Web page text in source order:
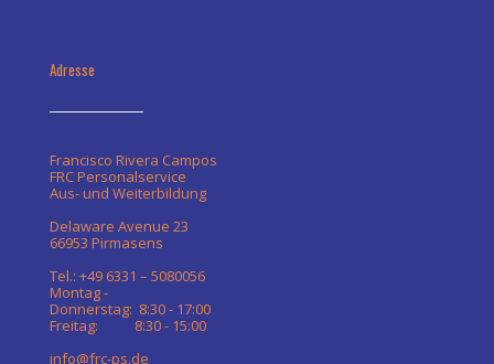
Adresse
Francisco Rivera Campos
FRC Personalservice
Aus- und Weiterbildung
Delaware Avenue 23
66953 Pirmasens
Tel.: +49 6331 – 5080056
Montag -
Donnerstag: 8:30 - 17:00
Freitag: 8:30 - 15:00
info@frc-ps.de